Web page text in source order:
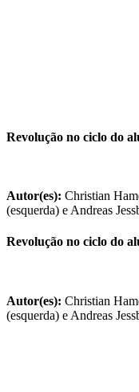
Revolução no ciclo do
Autor(es): Christian
(esquerda) e Andreas
Revolução no ciclo do
Autor(es): Christian
(esquerda) e Andreas